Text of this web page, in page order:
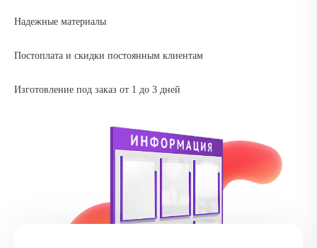
Надежные материалы
Постоплата и скидки постоянным клиентам
Изготовление под заказ от 1 до 3 дней